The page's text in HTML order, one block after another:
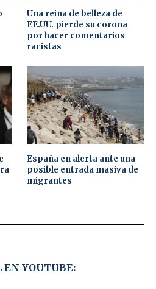
Una reina de belleza de
EE.UU. pierde su corona
por hacer comentarios
racistas
España en alerta ante una
posible entrada masiva de
migrantes
EN YOUTUBE: